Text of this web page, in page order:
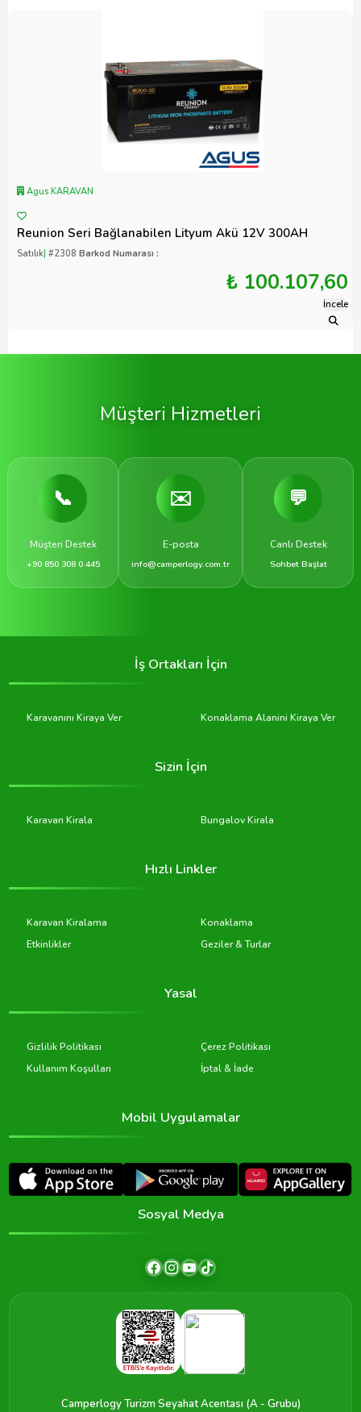
Agus KARAVAN
Reunion Seri Bağlanabilen Lityum Akü 12V 300AH
Satılık| #2308 Barkod Numarası :
₺ 100.107,60
İncele
Müşteri Hizmetleri
📞
Müşteri Destek
+90 850 308 0 445
✉️
E-posta
info@camperlogy.com.tr
💬
Canlı Destek
Sohbet Başlat
İş Ortakları İçin
Karavanını Kiraya Ver Konaklama Alanini Kiraya Ver
Sizin İçin
Karavan Kirala Bungalov Kirala
Hızlı Linkler
Karavan Kiralama
Konaklama
Etkinlikler
Geziler & Turlar
Yasal
Gizlilik Politikası
Çerez Politikası
Kullanım Koşulları
İptal & İade
Mobil Uygulamalar
Sosyal Medya
Camperlogy Turizm Seyahat Acentası (A - Grubu)